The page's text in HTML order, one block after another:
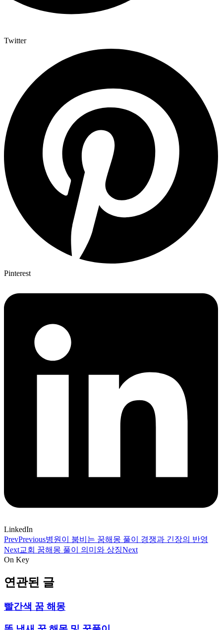
Twitter
Pinterest
LinkedIn
PrevPrevious병원이 붐비는 꿈해몽 풀이 경쟁과 긴장의 반영
Next교회 꿈해몽 풀이 의미와 상징Next
On Key
연관된 글
빨간색 꿈 해몽